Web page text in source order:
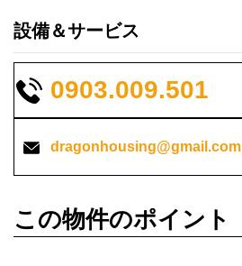
設備＆サービス
0903.009.501
dragonhousing@gmail.com
この物件のポイント